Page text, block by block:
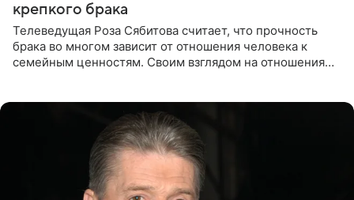
крепкого брака
Телеведущая Роза Сябитова считает, что прочность
брака во многом зависит от отношения человека к
семейным ценностям. Своим взглядом на отношения